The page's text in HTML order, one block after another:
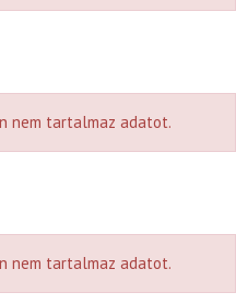
nem tartalmaz adatot.
nem tartalmaz adatot.